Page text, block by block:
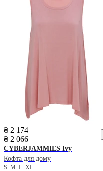
₴ 2 174
₴ 2 066
CYBERJAMMIES Ivy
Кофта для дому
S M L XL